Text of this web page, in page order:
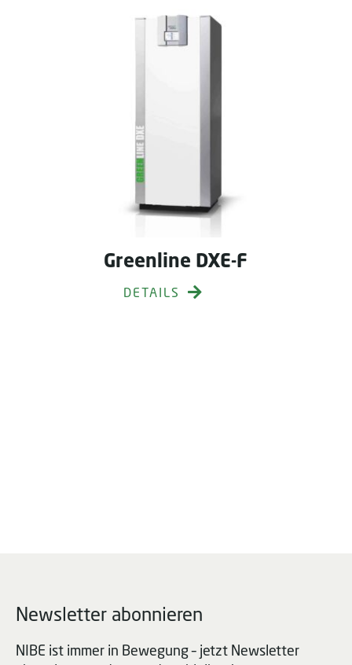
Greenline DXE-F
DETAILS
Newsletter abonnieren
NIBE ist immer in Bewegung – jetzt Newsletter